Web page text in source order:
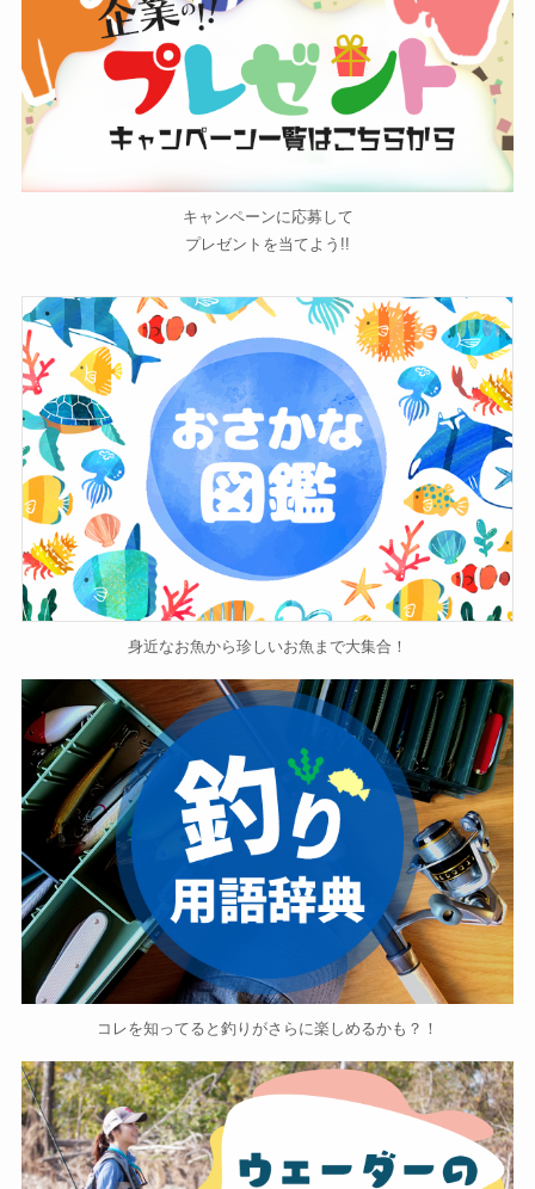
キャンペーンに応募して
プレゼントを当てよう!!
身近なお魚から珍しいお魚まで大集合！
コレを知ってると釣りがさらに楽しめるかも？！